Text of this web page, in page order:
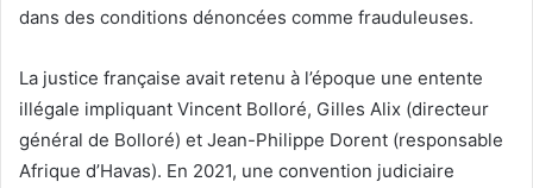
dans des conditions dénoncées comme frauduleuses.
La justice française avait retenu à l’époque une entente
illégale impliquant Vincent Bolloré, Gilles Alix (directeur
général de Bolloré) et Jean-Philippe Dorent (responsable
Afrique d’Havas). En 2021, une convention judiciaire